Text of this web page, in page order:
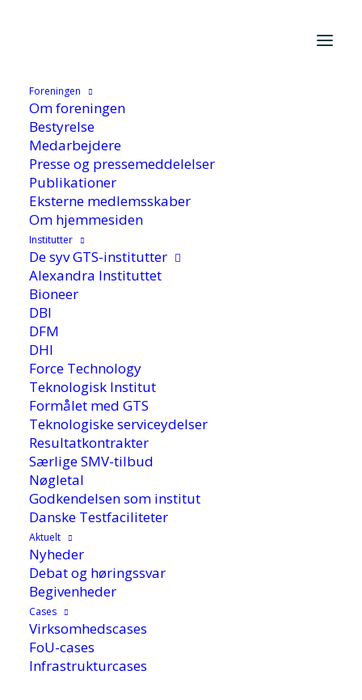
Foreningen
Om foreningen
Bestyrelse
Medarbejdere
Presse og pressemeddelelser
Publikationer
Eksterne medlemsskaber
Om hjemmesiden
Institutter
De syv GTS-institutter
Alexandra Instituttet
Bioneer
DBI
DFM
DHI
Force Technology
Teknologisk Institut
Formålet med GTS
Teknologiske serviceydelser
Resultatkontrakter
Særlige SMV-tilbud
Nøgletal
Godkendelsen som institut
Danske Testfaciliteter
Aktuelt
Nyheder
Debat og høringssvar
Begivenheder
Cases
Virksomhedscases
FoU-cases
Infrastrukturcases
Hjem /Aktuelt/Nyhed
udspring i testfaciliteter
Samarbejde om
innovation med
udspring i testfaciliteter
13. januar 2020